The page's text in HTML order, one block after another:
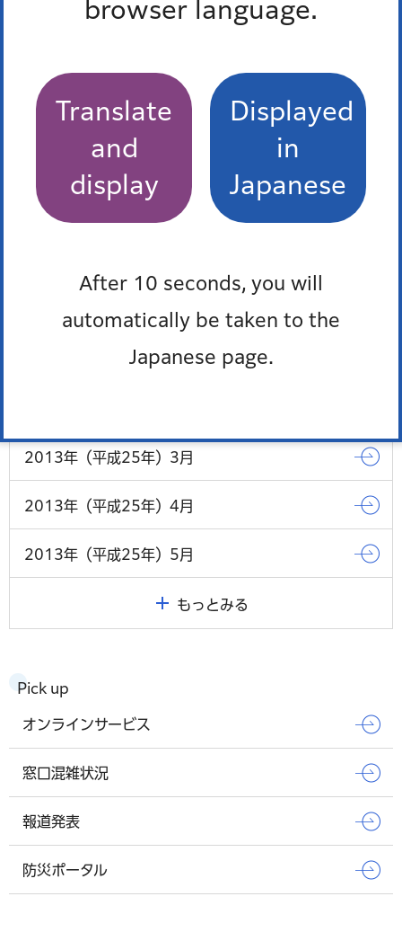
browser language.
Translate
and
display
Displayed
in
Japanese
After 10 seconds, you will
automatically be taken to the
Japanese page.
電話番号：
03-5114-8881
外国語対応が必要な人、通訳オペレーター、区の職員の
3人で会話ができます。
2013年（平成25年）1月
2013年（平成25年）3月
2013年（平成25年）4月
2013年（平成25年）5月
もっとみる
Pick up
オンラインサービス
窓口混雑状況
報道発表
防災ポータル